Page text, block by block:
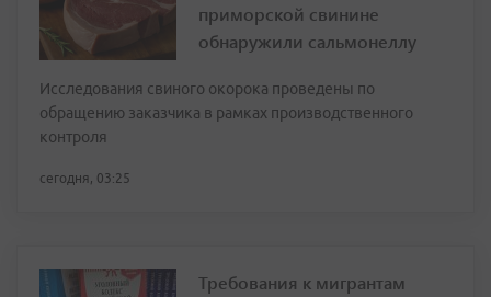
приморской свинине
обнаружили сальмонеллу
Исследования свиного окорока проведены по
обращению заказчика в рамках производственного
контроля
сегодня, 03:25
Требования к мигрантам